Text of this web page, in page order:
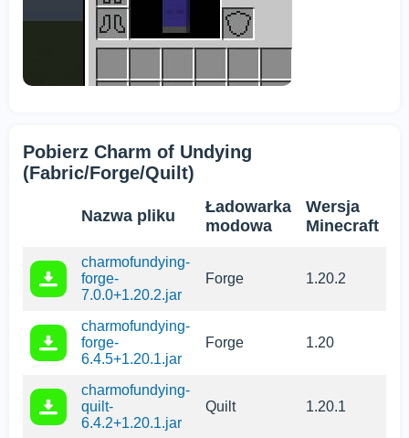
Pobierz Charm of Undying
(Fabric/Forge/Quilt)
Nazwa pliku
Ładowarka
modowa
Wersja
Minecraft
charmofundying-
forge-
7.0.0+1.20.2.jar
Forge 1.20.2
charmofundying-
forge-
6.4.5+1.20.1.jar
Forge 1.20
charmofundying-
quilt-
6.4.2+1.20.1.jar
Quilt 1.20.1